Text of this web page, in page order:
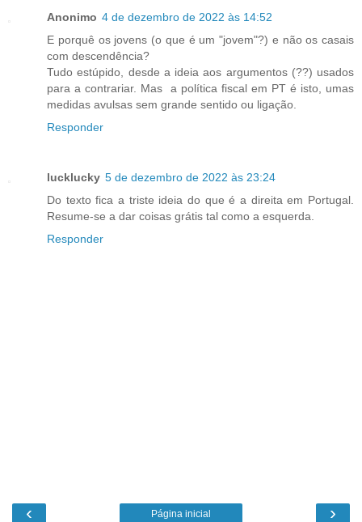
Anonimo 4 de dezembro de 2022 às 14:52
E porquê os jovens (o que é um "jovem"?) e não os casais
com descendência?
Tudo estúpido, desde a ideia aos argumentos (??) usados
para a contrariar. Mas a política fiscal em PT é isto, umas
medidas avulsas sem grande sentido ou ligação.
Responder
lucklucky 5 de dezembro de 2022 às 23:24
Do texto fica a triste ideia do que é a direita em Portugal.
Resume-se a dar coisas grátis tal como a esquerda.
Responder
‹ ›
Página inicial